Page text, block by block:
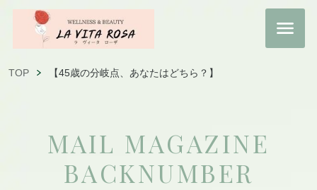
TOP 【45歳の分岐点、あなたはどちら？】
MAIL MAGAZINE
BACKNUMBER